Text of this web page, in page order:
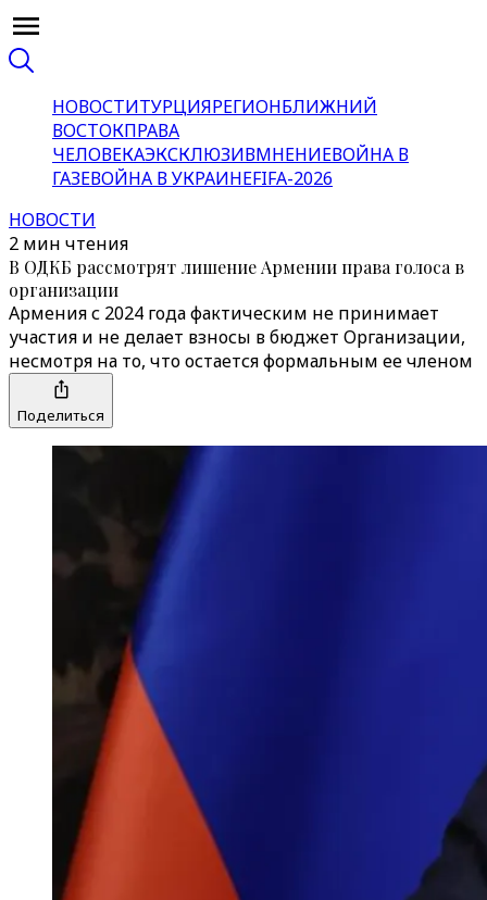
НОВОСТИТУРЦИЯРЕГИОНБЛИЖНИЙ
ВОСТОКПРАВА
ЧЕЛОВЕКАЭКСКЛЮЗИВМНЕНИЕВОЙНА В
ГАЗЕВОЙНА В УКРАИНЕFIFA-2026
НОВОСТИ
2 мин чтения
В ОДКБ рассмотрят лишение Армении права голоса в
организации
Армения с 2024 года фактическим не принимает
участия и не делает взносы в бюджет Организации,
несмотря на то, что остается формальным ее членом
Поделиться